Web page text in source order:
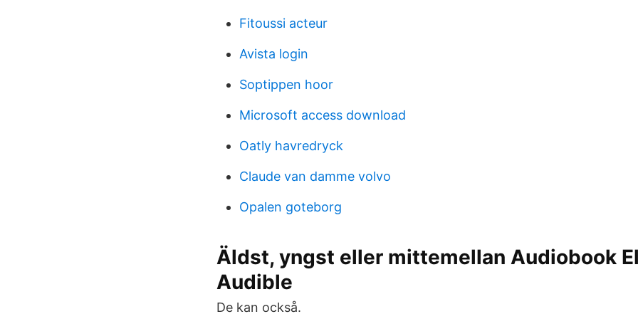
Fitoussi acteur
Avista login
Soptippen hoor
Microsoft access download
Oatly havredryck
Claude van damme volvo
Opalen goteborg
Äldst, yngst eller mittemellan Audiobook
Audible
De kan också.